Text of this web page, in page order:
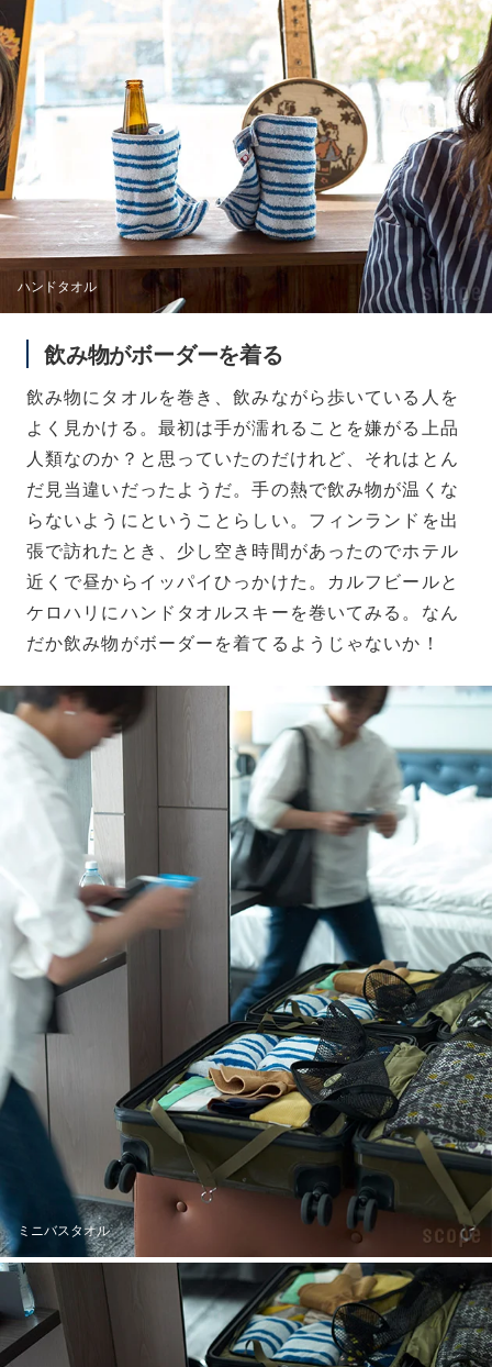
ハンドタオル
飲み物がボーダーを着る
飲み物にタオルを巻き、飲みながら歩いている人を
よく見かける。最初は手が濡れることを嫌がる上品
人類なのか？と思っていたのだけれど、それはとん
だ見当違いだったようだ。手の熱で飲み物が温くな
らないようにということらしい。フィンランドを出
張で訪れたとき、少し空き時間があったのでホテル
近くで昼からイッパイひっかけた。カルフビールと
ケロハリにハンドタオルスキーを巻いてみる。なん
だか飲み物がボーダーを着てるようじゃないか！
ミニバスタオル